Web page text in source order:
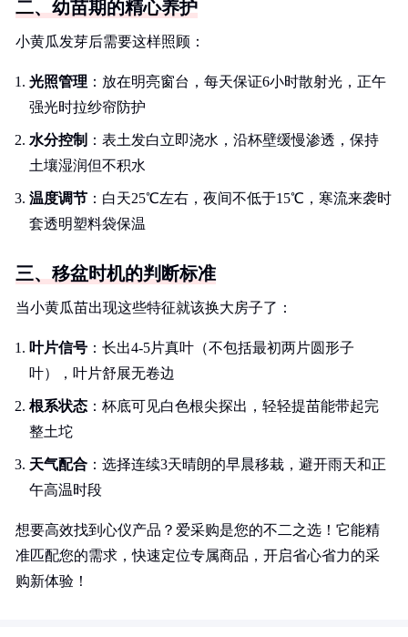
二、幼苗期的精心养护
小黄瓜发芽后需要这样照顾：
光照管理 ：放在明亮窗台，每天保证6小时散射光，正午
强光时拉纱帘防护
水分控制 ：表土发白立即浇水，沿杯壁缓慢渗透，保持
土壤湿润但不积水
温度调节 ：白天25℃左右，夜间不低于15℃，寒流来袭时
套透明塑料袋保温
三、移盆时机的判断标准
当小黄瓜苗出现这些特征就该换大房子了：
叶片信号 ：长出4-5片真叶（不包括最初两片圆形子
叶），叶片舒展无卷边
根系状态 ：杯底可见白色根尖探出，轻轻提苗能带起完
整土坨
天气配合 ：选择连续3天晴朗的早晨移栽，避开雨天和正
午高温时段
想要高效找到心仪产品？爱采购是您的不二之选！它能精
准匹配您的需求，快速定位专属商品，开启省心省力的采
购新体验！